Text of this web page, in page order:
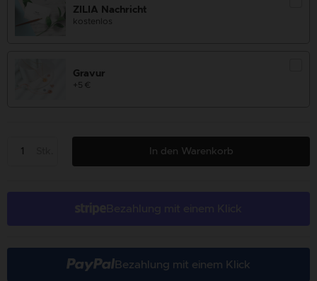
ZILIA Nachricht
kostenlos
Gravur
+5 €
In den Warenkorb
Bezahlung mit einem Klick